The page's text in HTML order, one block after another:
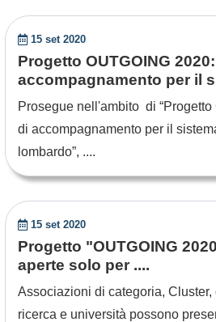
15 set 2020
Progetto OUTGOING
accompagnamento per il
Prosegue nell'ambito di “Progetto
di accompagnamento per il
lombardo”, ....
15 set 2020
Progetto "OUTGOING
aperte solo per ....
Associazioni di categoria, Cluster,
ricerca e università possono